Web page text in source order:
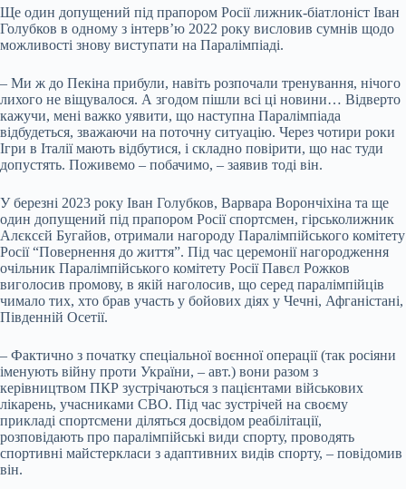
Ще один допущений під прапором Росії лижник-біатлоніст Іван
Голубков в одному з інтерв’ю 2022 року висловив сумнів щодо
можливості знову виступати на Паралімпіаді.
– Ми ж до Пекіна прибули, навіть розпочали тренування, нічого
лихого не віщувалося. А згодом пішли всі ці новини… Відверто
кажучи, мені важко уявити, що наступна Паралімпіада
відбудеться, зважаючи на поточну ситуацію. Через чотири роки
Ігри в Італії мають відбутися, і складно повірити, що нас туди
допустять. Поживемо – побачимо, – заявив тоді він.
У березні 2023 року Іван Голубков, Варвара Ворончіхіна та ще
один допущений під прапором Росії спортсмен, гірськолижник
Алєксєй Бугайов, отримали нагороду Паралімпійського комітету
Росії “Повернення до життя”. Під час церемонії нагородження
очільник Паралімпійського комітету Росії Павєл Рожков
виголосив промову, в якій наголосив, що серед паралімпійців
чимало тих, хто брав участь у бойових діях у Чечні, Афганістані,
Південній Осетії.
– Фактично з початку спеціальної воєнної операції (так росіяни
іменують війну проти України, – авт.) вони разом з
керівництвом ПКР зустрічаються з пацієнтами військових
лікарень, учасниками СВО. Під час зустрічей на своєму
прикладі спортсмени діляться досвідом реабілітації,
розповідають про паралімпійські види спорту, проводять
спортивні майстеркласи з адаптивних видів спорту, – повідомив
він.